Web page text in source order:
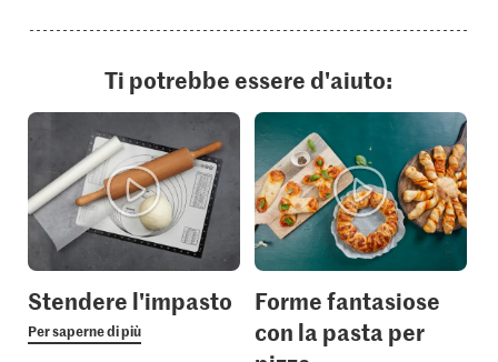
Ti potrebbe essere d'aiuto:
Stendere l'impasto
Per saperne di più
Forme fantasiose
con la pasta per